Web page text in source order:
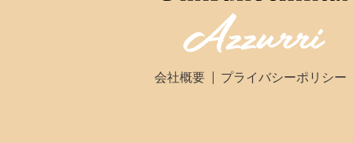
会社概要 プライバシーポリシー